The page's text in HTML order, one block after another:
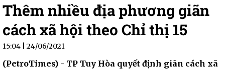
Thêm nhiều địa phương giãn
cách xã hội theo Chỉ thị 15
15:04 | 24/06/2021
(PetroTimes) - TP Tuy Hòa quyết định giãn cách xã